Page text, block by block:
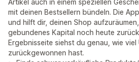
Artikel auch in einem speziellen
mit deinen Bestsellern bündeln. Die
und hilft dir, deinen Shop
gebundenes Kapital noch heute
Ergebnisseite siehst du genau, wie viel
zurückgewonnen hast.